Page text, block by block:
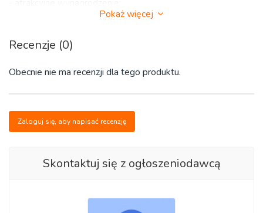
- możliwość rozwoju zawodowego;
- narzędzia pracy Hilti;
- dodatkowe ubezpieczenie;
Yana (mówię po polsku i ukraińsku).
Pokaż więcej
Recenzje (0)
Obecnie nie ma recenzji dla tego produktu.
Zaloguj się, aby napisać recenzję
Skontaktuj się z ogłoszeniodawcą